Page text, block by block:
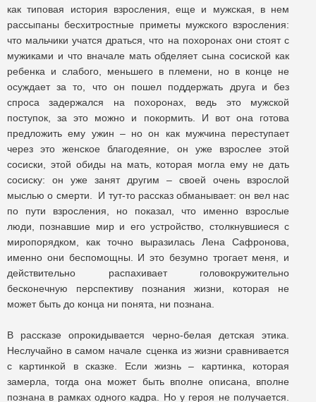
как типовая история взросления, еще и мужская, в нем
рассыпаны бесхитростные приметы мужского взросления:
что мальчики учатся драться, что на похоронах они стоят с
мужиками и что вначале мать обделяет сына сосиской как
ребенка и слабого, меньшего в племени, но в конце не
осуждает за то, что он пошел поддержать друга и без
спроса задержался на похоронах, ведь это мужской
поступок, за это можно и покормить. И вот она готова
предложить ему ужин – но он как мужчина переступает
через это женское благодеяние, он уже взрослее этой
сосиски, этой обиды на мать, которая могла ему не дать
сосиску: он уже занят другим – своей очень взрослой
мыслью о смерти. И тут-то рассказ обманывает: он вел нас
по пути взросления, но показал, что именно взрослые
люди, познавшие мир и его устройство, столкнувшиеся с
миропорядком, как точно выразилась Лена Сафронова,
именно они беспомощны. И это безумно трогает меня, и
действительно распахивает головокружительно
бесконечную перспективу познания жизни, которая не
может быть до конца ни понята, ни познана.
В рассказе опрокидывается черно-белая детская этика.
Неслучайно в самом начале сценка из жизни сравнивается
с картинкой в сказке. Если жизнь – картинка, которая
замерла, тогда она может быть вполне описана, вполне
познана в рамках одного кадра. Но у героя не получается.